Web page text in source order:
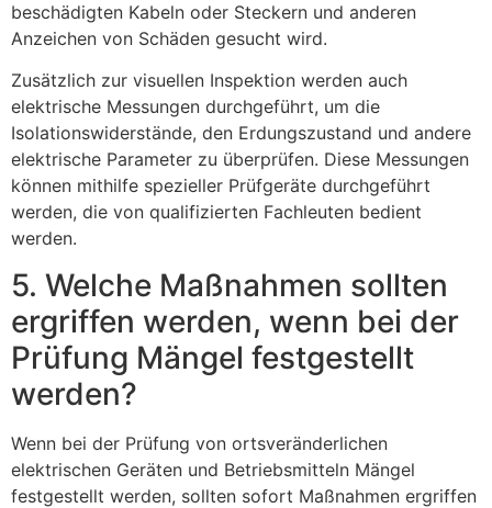
beschädigten Kabeln oder Steckern und anderen
Anzeichen von Schäden gesucht wird.
Zusätzlich zur visuellen Inspektion werden auch
elektrische Messungen durchgeführt, um die
Isolationswiderstände, den Erdungszustand und andere
elektrische Parameter zu überprüfen. Diese Messungen
können mithilfe spezieller Prüfgeräte durchgeführt
werden, die von qualifizierten Fachleuten bedient
werden.
5. Welche Maßnahmen sollten
ergriffen werden, wenn bei der
Prüfung Mängel festgestellt
werden?
Wenn bei der Prüfung von ortsveränderlichen
elektrischen Geräten und Betriebsmitteln Mängel
festgestellt werden, sollten sofort Maßnahmen ergriffen